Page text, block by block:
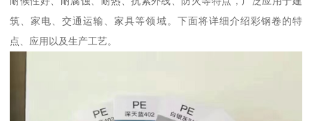
筑、家电、交通运输、家具等领域。下面将详细介绍彩钢卷的特
点、应用以及生产工艺。